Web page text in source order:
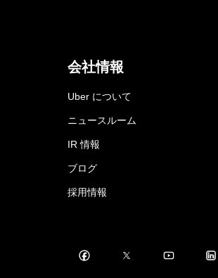
会社情報
Uber について
ニュースルーム
IR 情報
ブログ
採用情報